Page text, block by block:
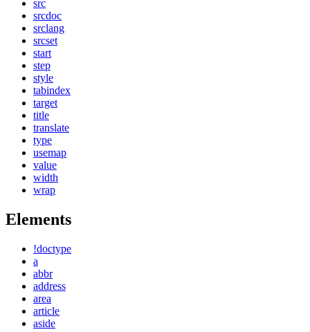
src
srcdoc
srclang
srcset
start
step
style
tabindex
target
title
translate
type
usemap
value
width
wrap
Elements
!doctype
a
abbr
address
area
article
aside